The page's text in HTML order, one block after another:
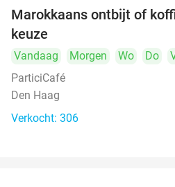
Marokkaans ontbijt of
keuze
Vandaag Morgen Wo Do
ParticiCafé
Den Haag
Verkocht: 306